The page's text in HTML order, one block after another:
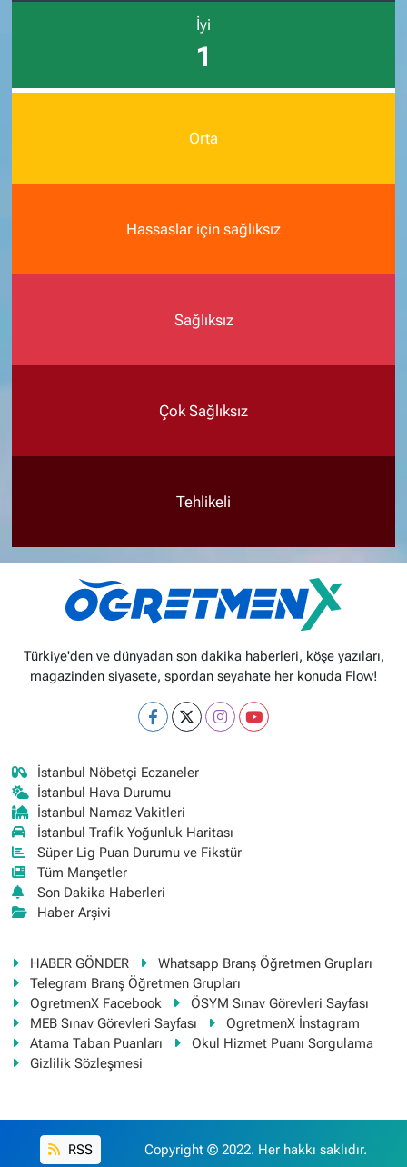
İyi
1
Orta
Hassaslar için sağlıksız
Sağlıksız
Çok Sağlıksız
Tehlikeli
Türkiye'den ve dünyadan son dakika haberleri, köşe yazıları,
magazinden siyasete, spordan seyahate her konuda Flow!
İstanbul Nöbetçi Eczaneler
İstanbul Hava Durumu
İstanbul Namaz Vakitleri
İstanbul Trafik Yoğunluk Haritası
Süper Lig Puan Durumu ve Fikstür
Tüm Manşetler
Son Dakika Haberleri
Haber Arşivi
HABER GÖNDER
Whatsapp Branş Öğretmen Grupları
Telegram Branş Öğretmen Grupları
OgretmenX Facebook
ÖSYM Sınav Görevleri Sayfası
MEB Sınav Görevleri Sayfası
OgretmenX İnstagram
Atama Taban Puanları
Okul Hizmet Puanı Sorgulama
Gizlilik Sözleşmesi
RSS Copyright © 2022. Her hakkı saklıdır.